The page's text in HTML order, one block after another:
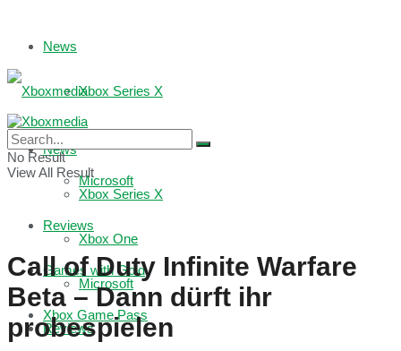
News
Xbox Series X
Microsoft
Reviews
Games with Gold
Xbox Game Pass
News
Xbox Series X
Xbox One
Microsoft
Reviews
No Result
View All Result
Call of Duty Infinite Warfare
Beta – Dann dürft ihr
probespielen